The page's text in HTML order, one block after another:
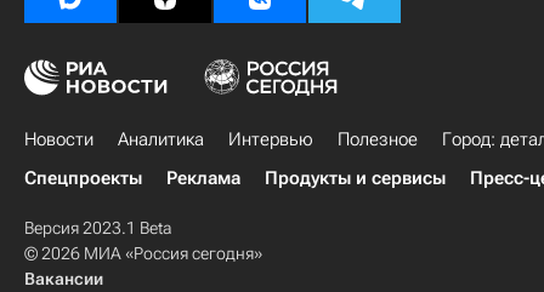
Новости Аналитика Интервью Полезное
Город:
Спецпроекты
Реклама Продукты и сервисы Пресс-
Версия 2023.1 Beta
© 2026 МИА «Россия сегодня»
Вакансии